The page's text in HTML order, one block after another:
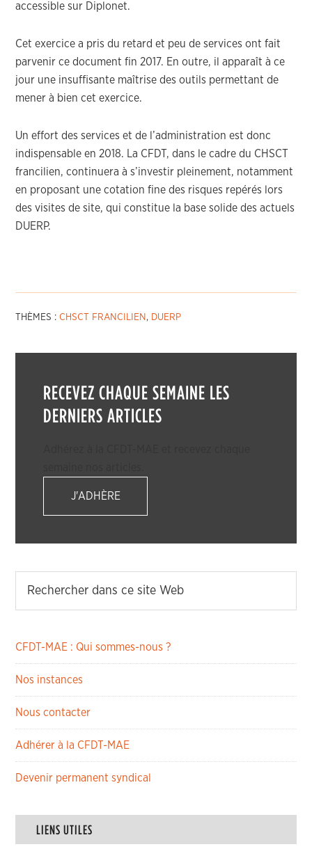
accessible sur Diplonet.
Cet exercice a pris du retard et peu de services ont fait
parvenir ce document fin 2017. En outre, il apparaît à ce
jour une insuffisante maîtrise des outils permettant de
mener à bien cet exercice.
Un effort des services et de l’administration est donc
indispensable en 2018. La CFDT, dans le cadre du CHSCT
francilien, continuera à s’investir pleinement, notamment
en proposant une cotation fine des risques repérés lors
des visites de site, qui constitue la base solide des actuels
DUERP.
THÈMES :CHSCT FRANCILIEN , DUERP
RECEVEZ CHAQUE SEMAINE LES
DERNIERS ARTICLES
J'ADHÈRE
CFDT-MAE : Qui sommes-nous ?
Nos instances
Nous contacter
Adhérer à la CFDT-MAE
Devenir permanent syndical
LIENS UTILES